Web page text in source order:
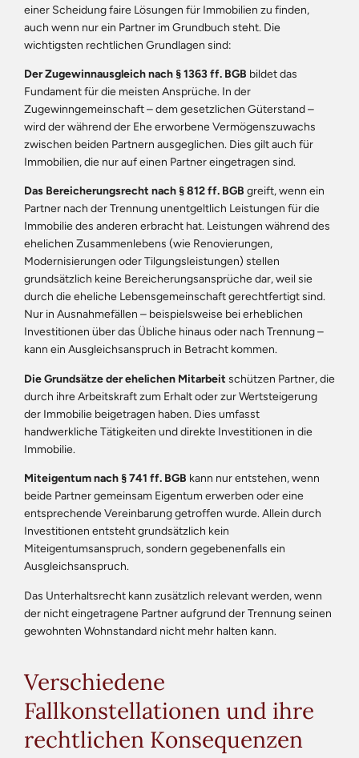
einer Scheidung faire Lösungen für Immobilien zu finden,
auch wenn nur ein Partner im Grundbuch steht. Die
wichtigsten rechtlichen Grundlagen sind:
Der Zugewinnausgleich nach § 1363 ff. BGB bildet das
Fundament für die meisten Ansprüche. In der
Zugewinngemeinschaft – dem gesetzlichen Güterstand –
wird der während der Ehe erworbene Vermögenszuwachs
zwischen beiden Partnern ausgeglichen. Dies gilt auch für
Immobilien, die nur auf einen Partner eingetragen sind.
Das Bereicherungsrecht nach § 812 ff. BGB greift, wenn ein
Partner nach der Trennung unentgeltlich Leistungen für die
Immobilie des anderen erbracht hat. Leistungen während des
ehelichen Zusammenlebens (wie Renovierungen,
Modernisierungen oder Tilgungsleistungen) stellen
grundsätzlich keine Bereicherungsansprüche dar, weil sie
durch die eheliche Lebensgemeinschaft gerechtfertigt sind.
Nur in Ausnahmefällen – beispielsweise bei erheblichen
Investitionen über das Übliche hinaus oder nach Trennung –
kann ein Ausgleichsanspruch in Betracht kommen.
Die Grundsätze der ehelichen Mitarbeit schützen Partner, die
durch ihre Arbeitskraft zum Erhalt oder zur Wertsteigerung
der Immobilie beigetragen haben. Dies umfasst
handwerkliche Tätigkeiten und direkte Investitionen in die
Immobilie.
Miteigentum nach § 741 ff. BGB kann nur entstehen, wenn
beide Partner gemeinsam Eigentum erwerben oder eine
entsprechende Vereinbarung getroffen wurde. Allein durch
Investitionen entsteht grundsätzlich kein
Miteigentumsanspruch, sondern gegebenenfalls ein
Ausgleichsanspruch.
Das Unterhaltsrecht kann zusätzlich relevant werden, wenn
der nicht eingetragene Partner aufgrund der Trennung seinen
gewohnten Wohnstandard nicht mehr halten kann.
Verschiedene
Fallkonstellationen und ihre
rechtlichen Konsequenzen